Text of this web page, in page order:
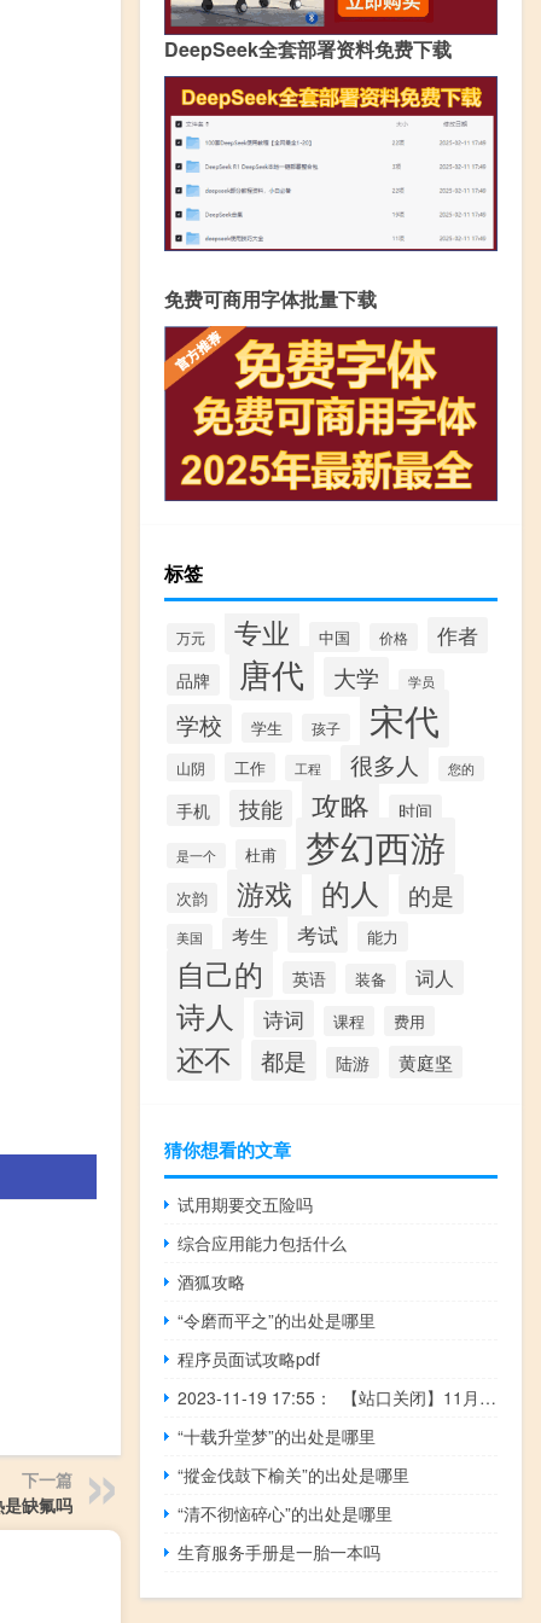
下一篇
缺氟吗
DeepSeek全套部署资料免费下载
免费可商用字体批量下载
标签
万元 专业 中国 价格 作者
品牌 唐代 大学 学员
学校 学生 孩子 宋代
山阴 工作 工程 很多人 您的
手机 技能 攻略 时间
是一个 杜甫 梦幻西游
次韵 游戏 的人 的是
美国 考生 考试 能力
自己的 英语 装备 词人
诗人 诗词 课程 费用
还不 都是 陆游 黄庭坚
猜你想看的文章
试用期要交五险吗
综合应用能力包括什么
酒狐攻略
“令磨而平之”的出处是哪里
程序员面试攻略pdf
2023-11-19 17:55： 【站口关闭】11月19日17时54分，G5京昆高速绵广绵阳段，绵阳站入口成都方向，因主线车流量大收费站关闭。 ​​​
“十载升堂梦”的出处是哪里
“摐金伐鼓下榆关”的出处是哪里
“清不彻恼碎心”的出处是哪里
生育服务手册是一胎一本吗